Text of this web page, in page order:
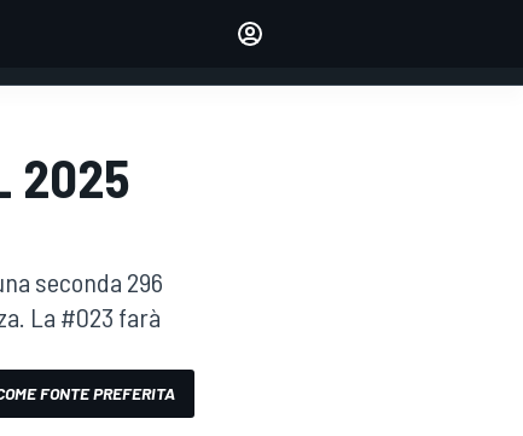
ACCEDI
2025
seconda 296
La #023 farà
FONTE PREFERITA